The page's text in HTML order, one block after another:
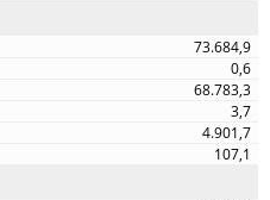
73.684,9
0,6
68.783,3
3,7
4.901,7
107,1